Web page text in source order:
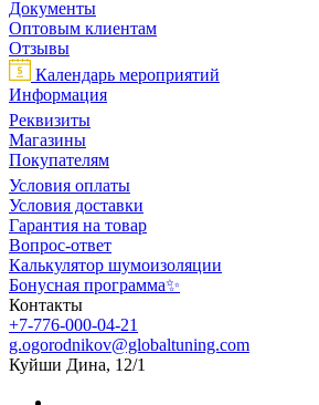
Документы
Оптовым клиентам
Отзывы
Календарь мероприятий
Информация
Реквизиты
Магазины
Покупателям
Условия оплаты
Условия доставки
Гарантия на товар
Вопрос-ответ
Калькулятор шумоизоляции
Бонусная программа✨
Контакты
+7-776-000-04-21
g.ogorodnikov@globaltuning.com
Куйши Дина, 12/1